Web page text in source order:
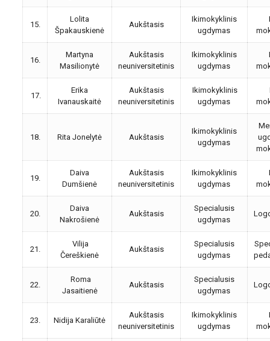
15.
Lolita
Špakauskienė
Aukštasis
Ikimokyklinis
ugdymas
16.
Martyna
Masilionytė
Aukštasis
neuniversitetinis
Ikimokyklinis
ugdymas
17.
Erika
Ivanauskaitė
Aukštasis
neuniversitetinis
Ikimokyklinis
ugdymas
18. Rita Jonelytė Aukštasis
Ikimokyklinis
ugdymas
19.
Daiva
Dumšienė
Aukštasis
neuniversitetinis
Ikimokyklinis
ugdymas
20.
Daiva
Nakrošienė
Aukštasis
Specialusis
ugdymas
21.
Vilija
Čereškienė
Aukštasis
Specialusis
ugdymas
22.
Roma
Jasaitienė
Aukštasis
Specialusis
ugdymas
23. Nidija Karaliūtė
Aukštasis
neuniversitetinis
Ikimokyklinis
ugdymas